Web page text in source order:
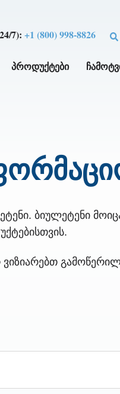
7):+1 (800) 998-8826
ᲞᲠᲝᲓᲣᲥᲢᲔᲑᲘ
ბიულეტენი
ვიზიარებთ